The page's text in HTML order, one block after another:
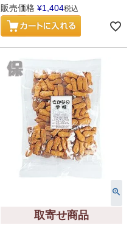
販売価格 ¥1,404税込
取寄せ商品